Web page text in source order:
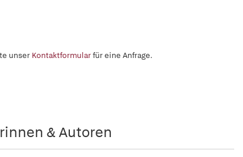
unser Kontaktformularfür eine Anfrage.
& Autoren